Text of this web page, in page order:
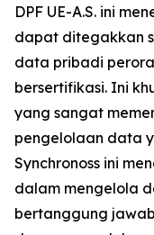
DPF UE-A.S. ini
dapat ditegakkan
data pribadi
bersertifikasi. Ini
yang sangat
pengelolaan data
Synchronoss ini
dalam mengelola
bertanggung